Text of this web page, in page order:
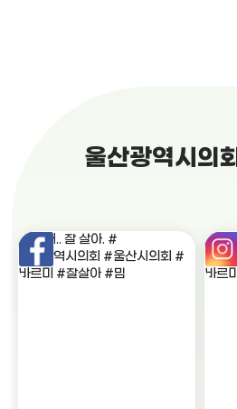
울산광역시의회